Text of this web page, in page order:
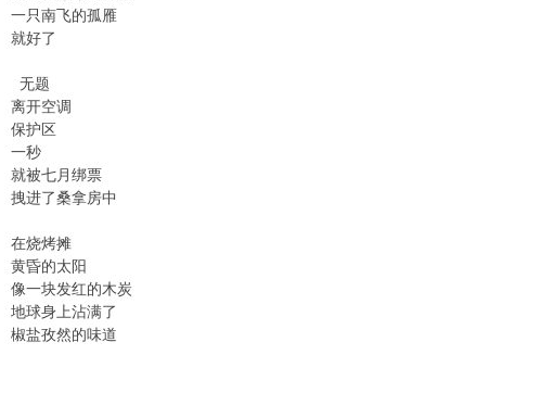
一只南飞的孤雁
就好了
无题
离开空调
保护区
一秒
就被七月绑票
拽进了桑拿房中
在烧烤摊
黄昏的太阳
像一块发红的木炭
地球身上沾满了
椒盐孜然的味道